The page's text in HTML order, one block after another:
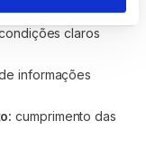
claros
informações
cumprimento das